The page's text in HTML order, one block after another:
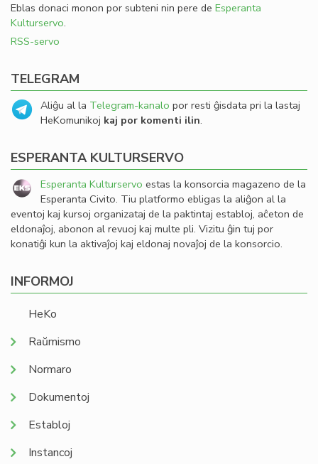
Eblas donaci monon por subteni nin pere de Esperanta
Kulturservo.
RSS-servo
TELEGRAM
Aliĝu al la Telegram-kanalo por resti ĝisdata pri la lastaj
HeKomunikoj kaj por komenti ilin.
ESPERANTA KULTURSERVO
Esperanta Kulturservo estas la konsorcia magazeno de la
Esperanta Civito. Tiu platformo ebligas la aliĝon al la
eventoj kaj kursoj organizataj de la paktintaj establoj, aĉeton de
eldonaĵoj, abonon al revuoj kaj multe pli. Vizitu ĝin tuj por
konatiĝi kun la aktivaĵoj kaj eldonaj novaĵoj de la konsorcio.
INFORMOJ
HeKo
Raŭmismo
Normaro
Dokumentoj
Establoj
Instancoj